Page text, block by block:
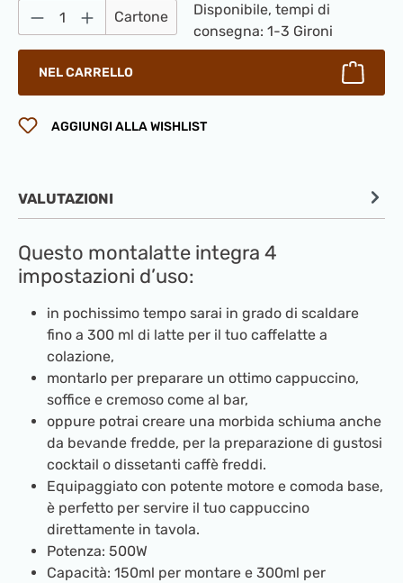
Quantità del prodotto: inserisci la
Cartone
Disponibile, tempi di
consegna: 1-3 Gironi
NEL CARRELLO
AGGIUNGI ALLA WISHLIST
VALUTAZIONI
Questo montalatte integra 4
impostazioni d’uso:
in pochissimo tempo sarai in grado di scaldare
fino a 300 ml di latte per il tuo caffelatte a
colazione,
montarlo per preparare un ottimo cappuccino,
soffice e cremoso come al bar,
oppure potrai creare una morbida schiuma anche
da bevande fredde, per la preparazione di gustosi
cocktail o dissetanti caffè freddi.
Equipaggiato con potente motore e comoda base,
è perfetto per servire il tuo cappuccino
direttamente in tavola.
Potenza: 500W
Capacità: 150ml per montare e 300ml per